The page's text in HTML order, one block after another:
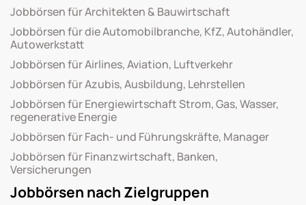
Jobbörsen für Architekten & Bauwirtschaft
Jobbörsen für die Automobilbranche, KfZ, Autohändler,
Autowerkstatt
Jobbörsen für Airlines, Aviation, Luftverkehr
Jobbörsen für Azubis, Ausbildung, Lehrstellen
Jobbörsen für Energiewirtschaft Strom, Gas, Wasser,
regenerative Energie
Jobbörsen für Fach- und Führungskräfte, Manager
Jobbörsen für Finanzwirtschaft, Banken,
Versicherungen
Jobbörsen nach Zielgruppen